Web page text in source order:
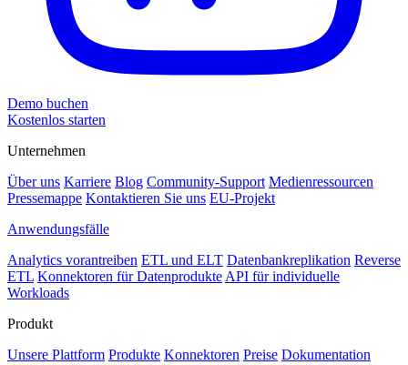
Demo buchen
Kostenlos starten
Unternehmen
Über uns Karriere Blog Community-Support Medienressourcen
Pressemappe Kontaktieren Sie uns EU-Projekt
Anwendungsfälle
Analytics vorantreiben ETL und ELT Datenbankreplikation Reverse
ETL Konnektoren für Datenprodukte API für individuelle
Workloads
Produkt
Unsere Plattform Produkte Konnektoren Preise Dokumentation